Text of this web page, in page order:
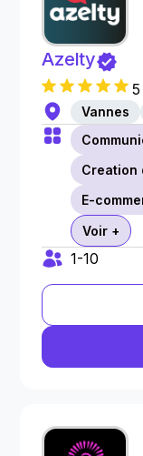
Azelty
5
Vannes
Creation
E-
Voir +
1-10